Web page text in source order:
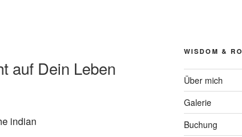
auf Dein Leben
WISDOM &
Über mich
Galerie
Buchung